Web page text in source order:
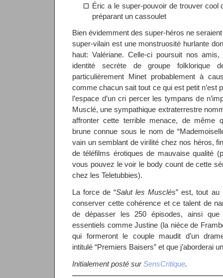
Éric a le super-pouvoir de trouver cool
préparant un cassoulet
Bien évidemment des super-héros ne
super-vilain est une monstruosité hurlante
haut: Valériane. Celle-ci poursuit nos
identité secrète de groupe folklorique
particulièrement Minet probablement à
comme chacun sait tout ce qui est petit n’est
l’espace d’un cri percer les tympans de
Musclé, une sympathique extraterrestre
affronter cette terrible menace, de même
brune connue sous le nom de
vain un semblant de virilité chez nos héros,
de téléfilms érotiques de mauvaise qualité
vous pouvez le voir le body count de cette
chez les Teletubbies).
La force de “Salut les Musclés” est, tout au
conserver cette cohérence et ce talent de
de dépasser les 250 épisodes, ainsi que
essentiels comme Justine (la nièce de
qui formeront le couple maudit d’un
intitulé “Premiers Baisers” et que j’aborderai
Initialement posté surSensCritique.